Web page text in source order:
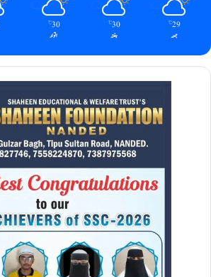
29
℃
جمعہ
30
℃
ہفتہ
30
℃
اتوار